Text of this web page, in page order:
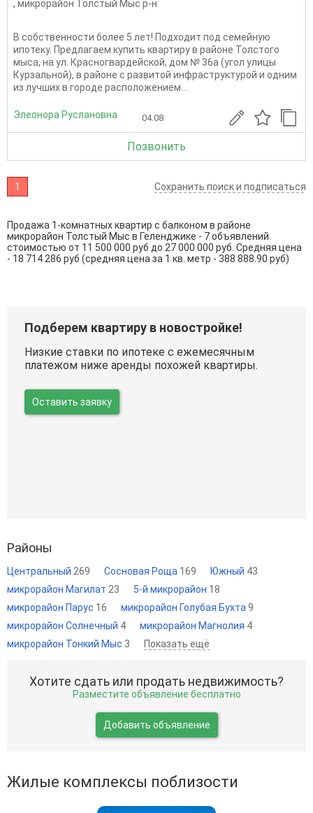
, микрорайон Толстый Мыс р-н
В собственности более 5 лет! Подходит под семейную
ипотеку. Предлагаем купить квартиру в районе Толстого
мыса, на ул. Красногвардейской, дом № 36а (угол улицы
Курзальной), в районе с развитой инфраструктурой и одним
из лучших в городе расположением...
Элеонора Руслановна 04.08
Позвонить
1 Сохранить поиск и подписаться
Продажа 1-комнатных квартир с балконом в районе
микрорайон Толстый Мыс в Геленджике - 7 объявлений
стоимостью от 11 500 000 руб до 27 000 000 руб. Средняя цена
- 18 714 286 руб (средняя цена за 1 кв. метр - 388 888.90 руб)
Подберем квартиру в новостройке!
Низкие ставки по ипотеке с ежемесячным
платежом ниже аренды похожей квартиры.
Оставить заявку
Районы
Центральный 269 Сосновая Роща 169 Южный 43
микрорайон Магилат 23 5-й микрорайон 18
микрорайон Парус 16 микрорайон Голубая Бухта 9
микрорайон Солнечный 4 микрорайон Магнолия 4
микрорайон Тонкий Мыс 3 Показать ещё
Хотите сдать или продать недвижимость?
Разместите объявление бесплатно
Добавить объявление
Жилые комплексы поблизости